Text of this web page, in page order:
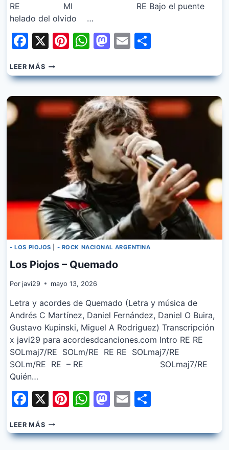
RE MI RE Bajo el puente
helado del olvido …
Facebook
X Pinterest
WhatsApp
Mastodon
Email
LEER MÁSLOS
PIOJOS
–
- LOS PIOJOS - ROCK NACIONAL ARGENTINA
Los Piojos – Quemado
Por javi29 mayo 13, 2026
Letra y acordes de Quemado (Letra y música de
Andrés C Martínez, Daniel Fernández, Daniel O Buira,
Gustavo Kupinski, Miguel A Rodriguez) Transcripción
x javi29 para acordesdcanciones.com Intro RE RE
SOLmaj7/RE SOLm/RE RE RE SOLmaj7/RE
SOLm/RE RE – RE SOLmaj7/RE
Quién…
Facebook
X Pinterest
WhatsApp
Mastodon
Email
LEER MÁSLOS
PIOJOS
–